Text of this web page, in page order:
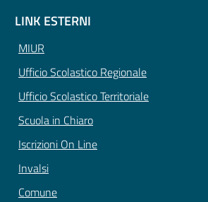
LINK ESTERNI
MIUR
Ufficio Scolastico Regionale
Ufficio Scolastico Territoriale
Scuola in Chiaro
Iscrizioni On Line
Invalsi
Comune